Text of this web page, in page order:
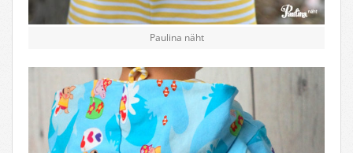
Paulina näht